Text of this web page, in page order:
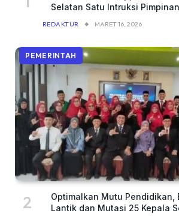
Selatan Satu Intruksi
REDAKTUR MARET 16, 2026
PEMERINTAH
Optimalkan Mutu Pendidikan,
Lantik dan Mutasi 25 Kepala